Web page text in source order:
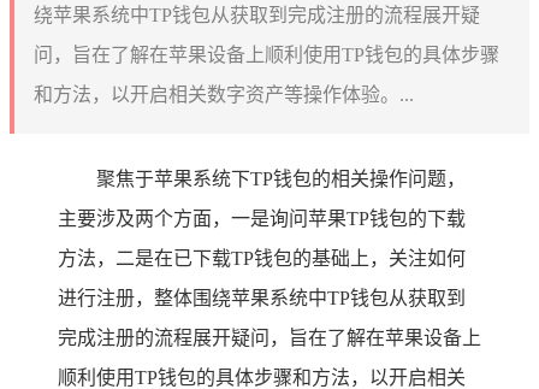
绕苹果系统中TP钱包从获取到完成注册的流程展开疑
问，旨在了解在苹果设备上顺利使用TP钱包的具体步骤
和方法，以开启相关数字资产等操作体验。...
聚焦于苹果系统下TP钱包的相关操作问题，
主要涉及两个方面，一是询问苹果TP钱包的下载
方法，二是在已下载TP钱包的基础上，关注如何
进行注册，整体围绕苹果系统中TP钱包从获取到
完成注册的流程展开疑问，旨在了解在苹果设备上
顺利使用TP钱包的具体步骤和方法，以开启相关